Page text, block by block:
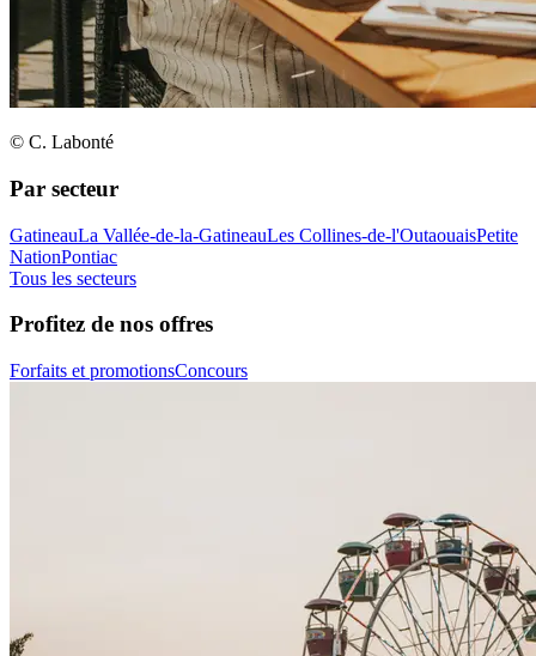
© C. Labonté
Par secteur
GatineauLa Vallée-de-la-GatineauLes Collines-de-l'OutaouaisPetite
NationPontiac
Tous les secteurs
Profitez de nos offres
Forfaits et promotionsConcours